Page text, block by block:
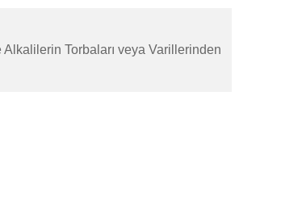
Alkalilerin Torbaları veya Varillerinden